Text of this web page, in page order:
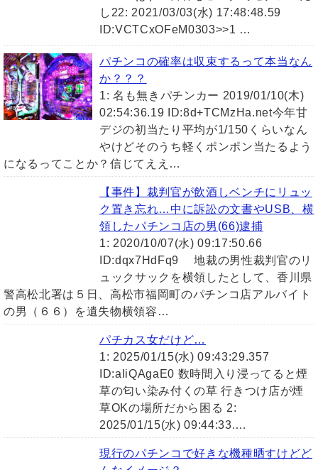
し22: 2021/03/03(水) 17:48:48.59
ID:VCTCxOFeM0303>>1 …
パチンコの確率は収束するって本当なん
か？？？
1: 名も無きパチンカー 2019/01/10(木)
02:54:36.19 ID:8d+TCMzHa.net今年甘
デジの初当たり平均が1/150くらいなん
やけどそのうち軽くポンポン当たるよう
になるってことか？信じてええ…
【事件】裁判官が飲酒しベンチにリュッ
ク置き忘れ…中に訴訟の文書やUSB、横
領したパチンコ店の男(66)逮捕
1: 2020/10/07(水) 09:17:50.66
ID:dqx7HdFq9 地裁の男性裁判官のリ
ュックサックを横領したとして、香川県
警高松北署は５日、高松市福岡町のパチンコ店アルバイト
の男（６６）を遺失物横領容…
パチカス女だけど…
1: 2025/01/15(水) 09:43:29.357
ID:aIiQAgaE0 数時間入り浸ってると煙
草の匂い染み付くの草 行きつけ店が煙
草OKの場所だから困る 2:
2025/01/15(水) 09:44:33.…
現行のパチンコで好きな機種晒すけどど